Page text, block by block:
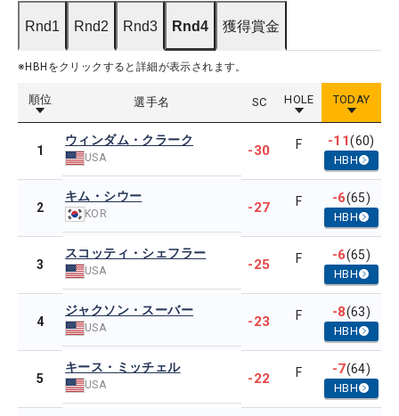
Rnd1 Rnd2 Rnd3 Rnd4 獲得賞金
※HBHをクリックすると詳細が表示されます。
順位 選手名 SC HOLE TODAY
1
ウィンダム・クラーク
USA -30 F -11(60)
HBH
2
キム・シウー
KOR -27 F -6(65)
HBH
3
スコッティ・シェフラー
USA -25 F -6(65)
HBH
4
ジャクソン・スーバー
USA -23 F -8(63)
HBH
5
キース・ミッチェル
USA -22 F -7(64)
HBH